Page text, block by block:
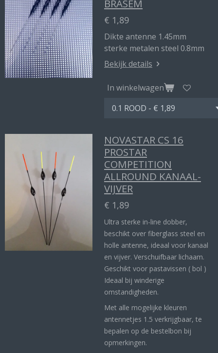
BRASEM
€ 1,89
Dikte antenne 1.45mm
sterke metalen steel 0.8mm
Bekijk details
In winkelwagen
NOVASTAR CS 16
PROSTAR
COMPETITION
ALLROUND KANAAL-
VIJVER
€ 1,89
Ultra sterke in-line dobber,
beschikt over fiberglass steel en
holle antenne, ideaal voor kanaal
en vijver. Verschuifbaar lichaam.
Geschikt voor pastavissen ( bol )
Ideaal bij winderige
omstandigheden.
Met alle mogelijke kleuren
antennetjes 1.5 verkrijgbaar, te
bepalen op de bestelbon bij
opmerkingen.